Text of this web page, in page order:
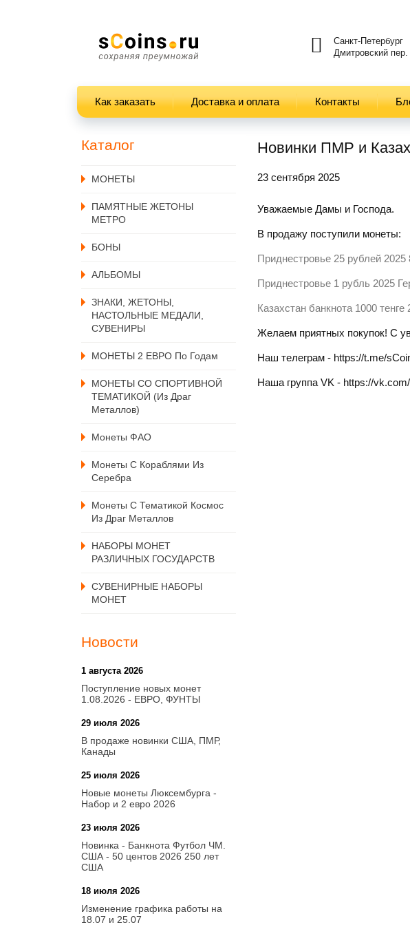
Санкт-Петербург
Дмитровский пер.
Как заказать Доставка и оплата Контакты
Каталог
MОНЕТЫ
ПАМЯТНЫЕ ЖЕТОНЫ
МЕТРО
БОНЫ
АЛЬБОМЫ
ЗНАКИ, ЖЕТОНЫ,
НАСТОЛЬНЫЕ МЕДАЛИ,
СУВЕНИРЫ
МОНЕТЫ 2 ЕВРО По Годам
МОНЕТЫ СО СПОРТИВНОЙ
ТЕМАТИКОЙ (из Драг
Металлов)
Монеты ФАО
Монеты С Кораблями Из
Серебра
Монеты С Тематикой Космос
Из Драг Металлов
НАБОРЫ МОНЕТ
РАЗЛИЧНЫХ ГОСУДАРСТВ
СУВЕНИРНЫЕ НАБОРЫ
МОНЕТ
Новости
1 августа 2026
Поступление новых монет
1.08.2026 - ЕВРО, ФУНТЫ
29 июля 2026
В продаже новинки США, ПМР,
Канады
25 июля 2026
Новые монеты Люксембурга -
Набор и 2 евро 2026
23 июля 2026
Новинка - Банкнота Футбол ЧМ.
США - 50 центов 2026 250 лет
США
18 июля 2026
Изменение графика работы на
18.07 и 25.07
Новинки ПМР и
23 сентября 2025
Уважаемые Дамы и Господа.
В продажу поступили монеты:
Приднестровье 25 рублей
Приднестровье 1 рубль 2025
Казахстан банкнота 1000
Желаем приятных покупок! С
Наш телеграм - https://t.me/
Наша группа VK - https://